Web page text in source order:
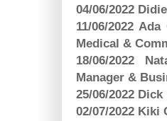
04/06/2022
11/06/2022
Medical &
18/06/2022
Manager &
25/06/2022
02/07/2022 Kiki